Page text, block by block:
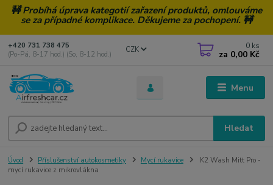
🚧 Probíhá úprava kategotií zařazení produktů, omlouváme
se za případné komplikace. Děkujeme za pochopení. 🚧
Menu
CZK
Hledat
+420 731 738 475
(Po-Pá, 8-17 hod.) (So, 8-12 hod.)
0 ks
za 0,00 Kč
Úvod Příslušenství autokosmetiky Mycí rukavice
K2 Wash Mitt Pro -
mycí rukavice z mikrovlákna